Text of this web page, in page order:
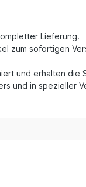
Lieferung.
zum sofortigen
und erhalten die
und in spezieller